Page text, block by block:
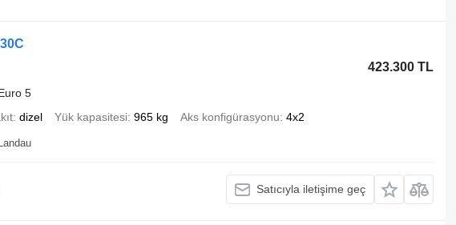
423.300 TL
5
dizel Yük kapasitesi 965 kg Aks konfigürasyonu 4x2
Satıcıyla iletişime geç